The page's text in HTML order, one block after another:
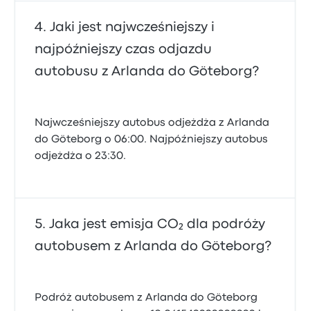
Jaki jest najwcześniejszy i
najpóźniejszy czas odjazdu
autobusu z Arlanda do Göteborg?
Najwcześniejszy autobus odjeżdża z Arlanda
do Göteborg o 06:00. Najpóźniejszy autobus
odjeżdża o 23:30.
Jaka jest emisja CO₂ dla podróży
autobusem z Arlanda do Göteborg?
Podróż autobusem z Arlanda do Göteborg